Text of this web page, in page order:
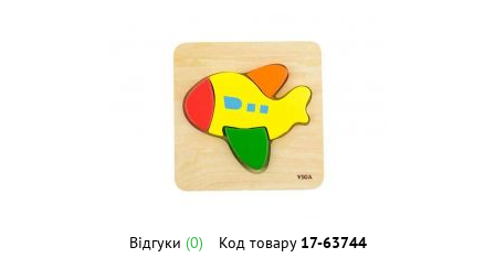
Відгуки (0) Код товару 17-63744